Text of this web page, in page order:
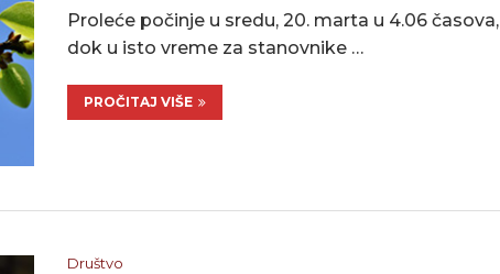
Proleće počinje u sredu, 20. marta u 4.06 časova,
dok u isto vreme za stanovnike …
PROČITAJ VIŠE
Društvo